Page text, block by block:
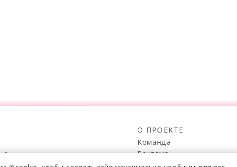
во всех его
О ПРОЕКТЕ
Команда
Реклама